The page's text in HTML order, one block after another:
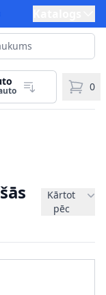
0
Kārtot
pēc